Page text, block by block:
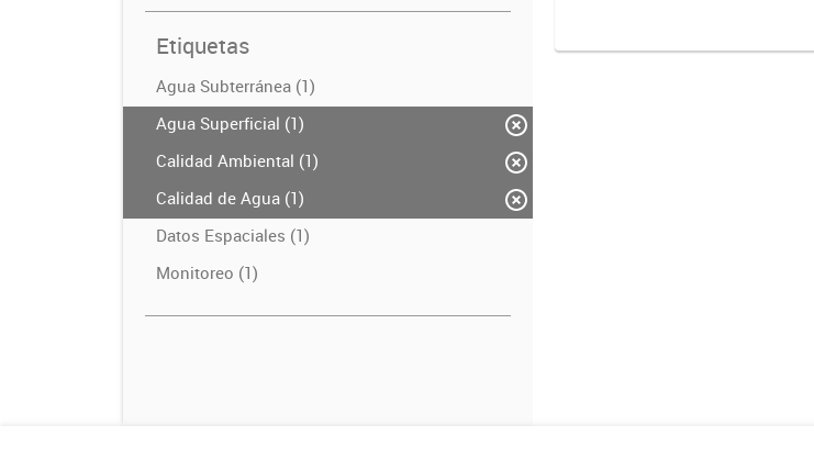
Etiquetas
Agua Subterránea (1)
Agua Superficial (1)
Calidad Ambiental (1)
Calidad de Agua (1)
Datos Espaciales (1)
Monitoreo (1)